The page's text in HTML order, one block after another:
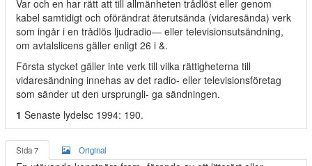
Var och en har rätt att till allmänheten trådlöst eller genom
kabel samtidigt och oförändrat äterutsända (vidaresända) verk
som ingår i en trådlös ljudradio— eller televisionsutsändning,
om avtalslicens gäller enligt 26 i &.
Första stycket gäller inte verk till vilka rättigheterna till
vidaresändning innehas av det radio- eller televisionsföretag
som sänder ut den ursprungli- ga sändningen.
1 Senaste lydelsc 1994: 190.
Sida 7 Original